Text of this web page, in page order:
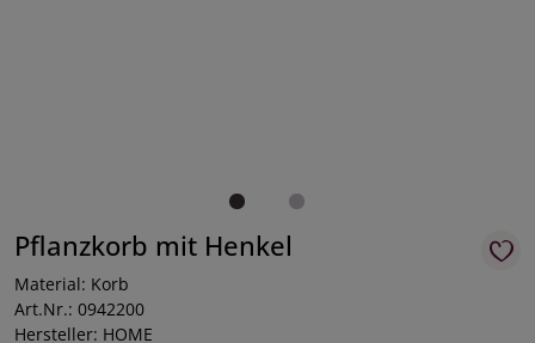
Pflanzkorb mit Henkel
Material: Korb
Art.Nr.: 0942200
Hersteller: HOME